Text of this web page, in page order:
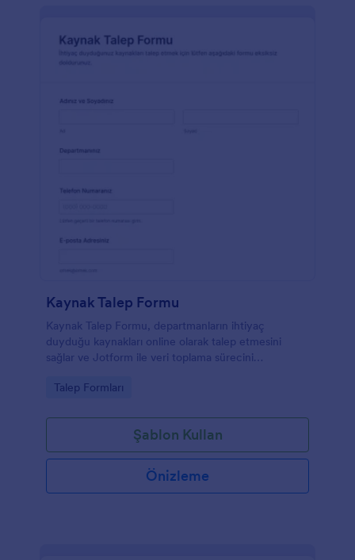
Kaynak Talep Formu
Kaynak Talep Formu, departmanların ihtiyaç
duyduğu kaynakları online olarak talep etmesini
sağlar ve Jotform ile veri toplama sürecini
yardımcı olur.
Go to Category:
Talep Formları
Şablon Kullan
Önizleme